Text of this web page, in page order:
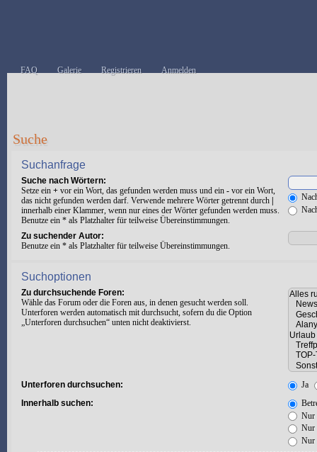
FAQ Galerie Registrieren Anmelden
Suche
Suchanfrage
Suche nach Wörtern:
Setze ein + vor ein Wort, das gefunden werden muss und ein - vor ein Wort,
das nicht gefunden werden darf. Verwende mehrere Wörter getrennt durch
innerhalb einer Klammer, wenn nur eines der Wörter gefunden werden muss.
Benutze ein * als Platzhalter für teilweise Übereinstimmungen.
Zu suchender Autor:
Benutze ein * als Platzhalter für teilweise Übereinstimmungen.
Suchoptionen
Zu durchsuchende Foren:
Wähle das Forum oder die Foren aus, in denen gesucht werden soll.
Unterforen werden automatisch mit durchsucht, sofern du die Option
„Unterforen durchsuchen“ unten nicht deaktivierst.
Unterforen durchsuchen:
Ja
Innerhalb suchen:
Nur
Nur
Nur